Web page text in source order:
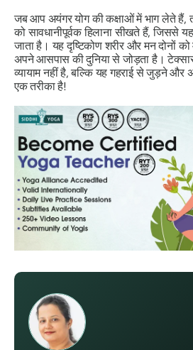
जब आप अयंगर योग की कक्षाओं में भाग लेते हैं,
को सावधानीपूर्वक हिलाना सीखते हैं, जिससे
जाता है। यह दृष्टिकोण शरीर और मन दोनों
अपने आसपास की दुनिया से जोड़ता है।
व्यायाम नहीं है, बल्कि यह गहराई से जुड़ने
एक तरीका है!